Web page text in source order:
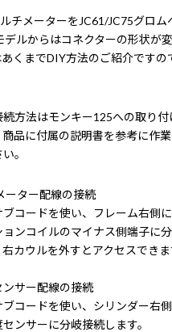
チメーターをJC61/JC75グロム
デルからはコネクターの形状が
くまでDIY方法のご紹介です
続方法はモンキー125への取り付
商品に付属の説明書を参考に作
。
ター配線の接続
ブコードを使い、フレーム右側
ョンコイルのマイナス側端子に
右カウルを外すとアクセスできま
サー配線の接続
ブコードを使い、シリンダー右
ンサーに分岐接続します。